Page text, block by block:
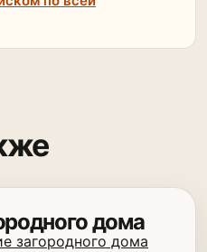
дома
загородного дома